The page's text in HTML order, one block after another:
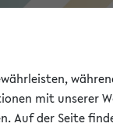
mit unserer
Auf der Seite